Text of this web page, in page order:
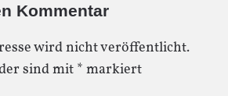
Kommentar
wird nicht veröffentlicht.
sind mit * markiert